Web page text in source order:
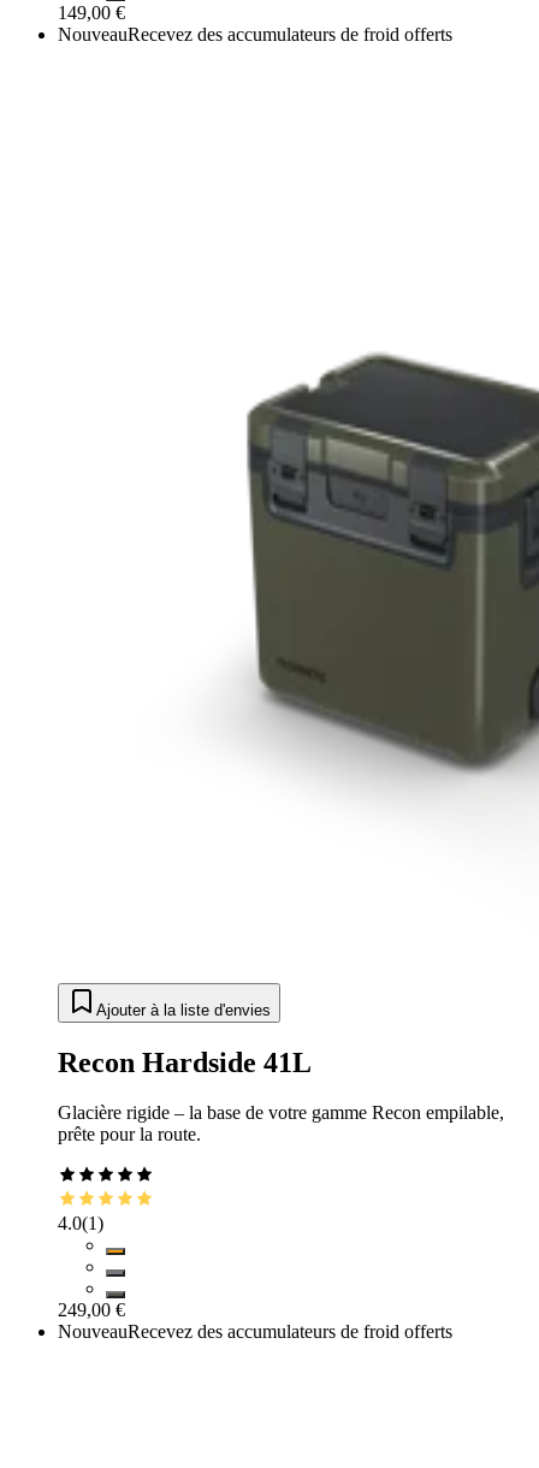
149,00 €
NouveauRecevez des accumulateurs de froid offerts
Ajouter à la liste d'envies
Recon Hardside 41L
Glacière rigide – la base de votre gamme Recon empilable,
prête pour la route.
4.0(1)
249,00 €
NouveauRecevez des accumulateurs de froid offerts